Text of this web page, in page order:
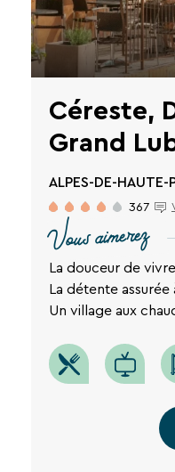
Céreste,
Grand
ALPES-DE-HAUTE-
367
Vous aimerez
La douceur de
La détente
Un village aux